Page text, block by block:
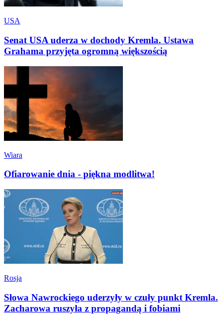
USA
Senat USA uderza w dochody Kremla. Ustawa
Grahama przyjęta ogromną większością
Wiara
Ofiarowanie dnia - piękna modlitwa!
Rosja
Słowa Nawrockiego uderzyły w czuły punkt Kremla.
Zacharowa ruszyła z propagandą i fobiami